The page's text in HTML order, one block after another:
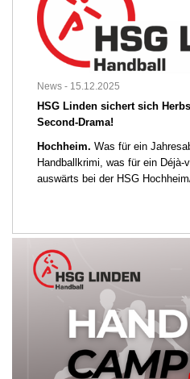
News - 15.12.2025
HSG Linden sichert sich
Second-Drama!
Hochheim. Was für ein
Handballkrimi, was für ein
auswärts bei der HSG